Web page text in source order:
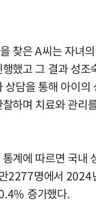
찾은 A씨는 자녀
했고 그 결과 성조
상담을 통해 아이의
하며 치료와 관리
계에 따르면 국내
2277명에서
증가했다.